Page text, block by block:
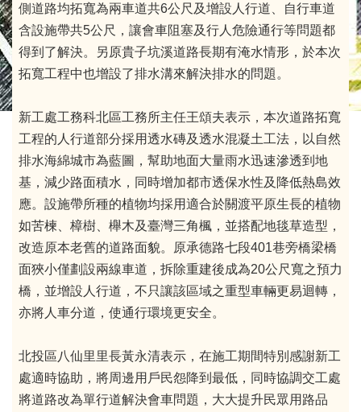
側道路均拓寬為兩車道共6公尺及增設人行道、自行車道
含設施帶共5公尺，讓會車阻塞及行人危險通行等問題都
得到了解決。另原貴子坑溪道路長期有淹水情形，於本次
拓寬工程中也增設了排水溝來解決排水的問題。
新工處工務科北區工務所主任王頌夫表示，本次道路拓寬
工程的人行道部分採用透水磚及透水混凝土工法，以自然
排水海綿城市為藍圖，幫助地面大量雨水迅速滲透到地
基，減少路面積水，同時增加都市透保水性及降低熱島效
應。設施帶所種的植物均採用適合於關渡平原生長的植物
如苦楝、樟樹、櫸木及臺灣三角楓，並搭配地毯草造型，
改造原本老舊的道路面貌。原承德路七段401巷旁橋梁橋
面狹小僅劃設兩線車道，拆除重建後成為20公尺寬之預力
橋，並增設人行道，不只讓該區域之重型車輛更易迴轉，
亦將人車分道，使通行環境更安全。
北投區八仙里里長黃永清表示，在施工期間特別感謝新工
處適時協助，將周邊用戶民怨降到最低，同時協調交工處
將道路改為單行道解決會車問題，大大提升民眾用路品